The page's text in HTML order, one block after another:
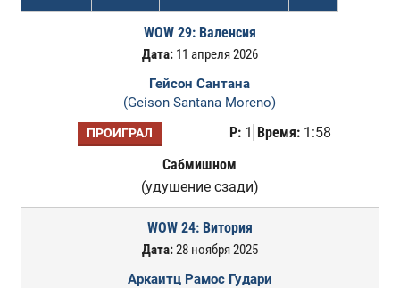
WOW 29: Валенсия
Дата:11 апреля 2026
Гейсон Сантана
(Geison Santana Moreno)
ПРОИГРАЛ Р:1 Время:1:58
Сабмишном
(удушение сзади)
WOW 24: Витория
Дата:28 ноября 2025
Аркаитц Рамос Гудари